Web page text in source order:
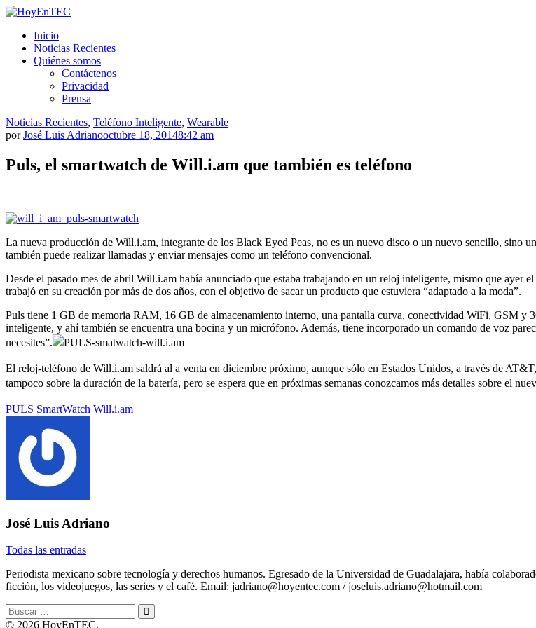
Saltar
contenido.
Inicio
Noticias Recientes
Quiénes somos
Contáctenos
Privacidad
Prensa
Noticias Recientes, Teléfono Inteligente, Wearable
porJosé Luis Adrianooctubre 18, 20148:42 am
Puls, el smartwatch de Will.i.am que también es teléfono
La nueva producción de Will.i.am, integrante de los Black Eyed Peas, no es un nuevo disco o un nuevo sencillo, sino
también puede realizar llamadas y enviar mensajes como un teléfono convencional.
Desde el pasado mes de abril Will.i.am había anunciado que estaba trabajando en un reloj inteligente, mismo que
trabajó en su creación por más de dos años, con el objetivo de sacar un producto que estuviera “adaptado a la moda”.
Puls tiene 1 GB de memoria RAM, 16 GB de almacenamiento interno, una pantalla curva, conectividad WiFi, GSM y
inteligente, y ahí también se encuentra una bocina y un micrófono. Además, tiene incorporado un comando de voz
necesites”.
El reloj-teléfono de Will.i.am saldrá al a venta en diciembre próximo, aunque sólo en Estados Unidos, a través de
tampoco sobre la duración de la batería, pero se espera que en próximas semanas conozcamos más detalles sobre el
Etiquetado
PULS SmartWatch Will.i.am
José Luis Adriano
Todas las entradas
Periodista mexicano sobre tecnología y derechos humanos. Egresado de la Universidad de Guadalajara, había
ficción, los videojuegos, las series y el café. Email: jadriano@hoyentec.com / joseluis.adriano@hotmail.com
Buscar:
© 2026 HoyEnTEC.